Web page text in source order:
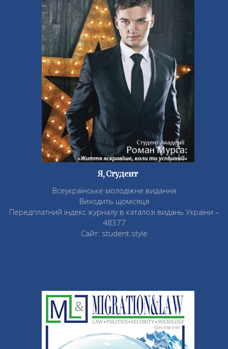
Я, Студент
Всеукраїнське молодіжне видання
Виходить щомісяця
Передплатний індекс журналу в каталозі видань України –
48377
Сайт: student.style